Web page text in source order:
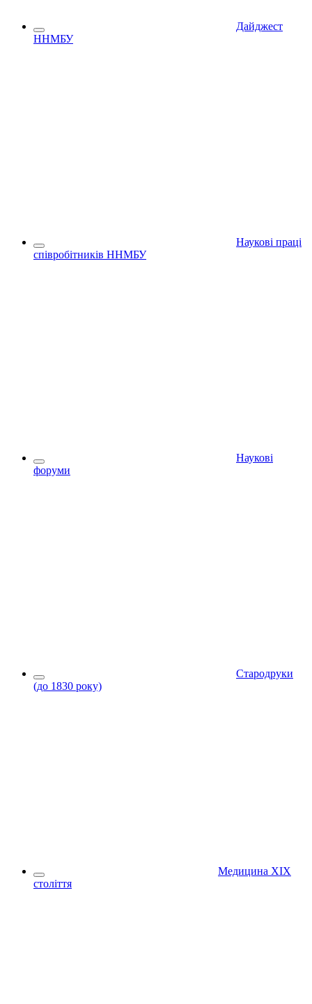
Дайджест
ННМБУ
Наукові праці
співробітників ННМБУ
Наукові
форуми
Стародруки
(до 1830 року)
Медицина XІX
століття